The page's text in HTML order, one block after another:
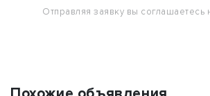
Отправляя заявку вы соглашаетесь